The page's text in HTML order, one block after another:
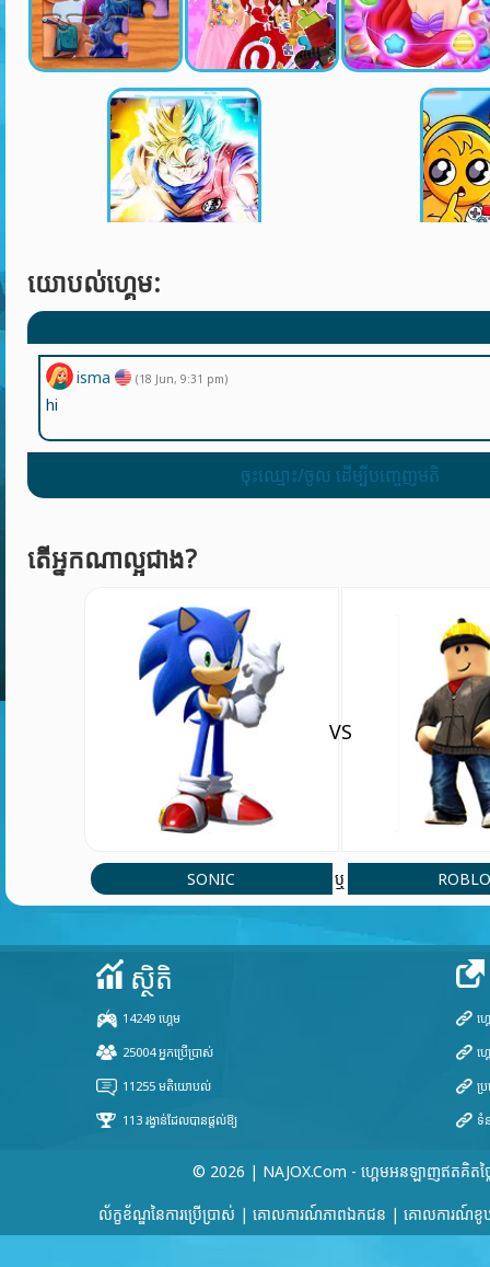
យោបល់ហ្គេម:
isma (18 Jun, 9:31 pm)
hi
ចុះឈ្មោះ/ចូល ដើម្បីបញ្ចេញមតិ
តើអ្នកណាល្អជាង?
SONIC
VS
ឬ
© 2026 | NAJOX.com - ហ្គេមអនឡាញឥតគិតថ្ល
ល័ក្ខខ័ណ្ឌនៃការប្រើប្រាស់ | គោលការណ៍​ភាព​ឯកជន | គោលការណ៍